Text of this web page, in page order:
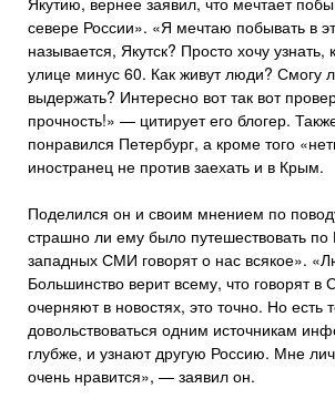
севере России». «Я мечтаю побывать в
называется, Якутск? Просто хочу узнать,
улице минус 60. Как живут люди? Смогу
выдержать? Интересно вот так вот
прочность!» — цитирует его блогер.
понравился Петербург, а кроме того
иностранец не против заехать и в Крым.
Поделился он и своим мнением по
страшно ли ему было путешествовать по
западных СМИ говорят о нас всякое».
Большинство верит всему, что говорят
очерняют в новостях, это точно. Но есть
довольствоваться одним источникам
глубже, и узнают другую Россию. Мне
очень нравится», — заявил он.